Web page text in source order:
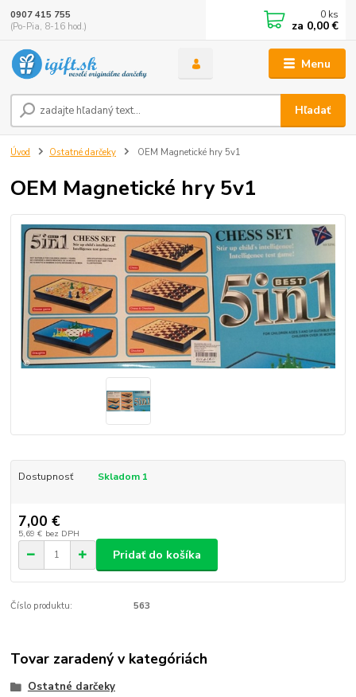
Menu
Hľadať
0907 415 755
(Po-Pia, 8-16 hod.)
0 ks
za 0,00 €
Úvod Ostatné darčeky OEM Magnetické hry 5v1
OEM Magnetické hry 5v1
Dostupnosť Skladom 1
7,00 €
5,69 € bez DPH
Pridať do košíka
Číslo produktu: 563
Tovar zaradený v kategóriách
Ostatné darčeky